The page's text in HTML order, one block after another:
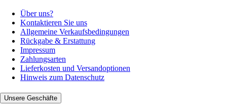
Über uns?
Kontaktieren Sie uns
Allgemeine Verkaufsbedingungen
Rückgabe & Erstattung
Impressum
Zahlungsarten
Lieferkosten und Versandoptionen
Hinweis zum Datenschutz
Unsere Geschäfte